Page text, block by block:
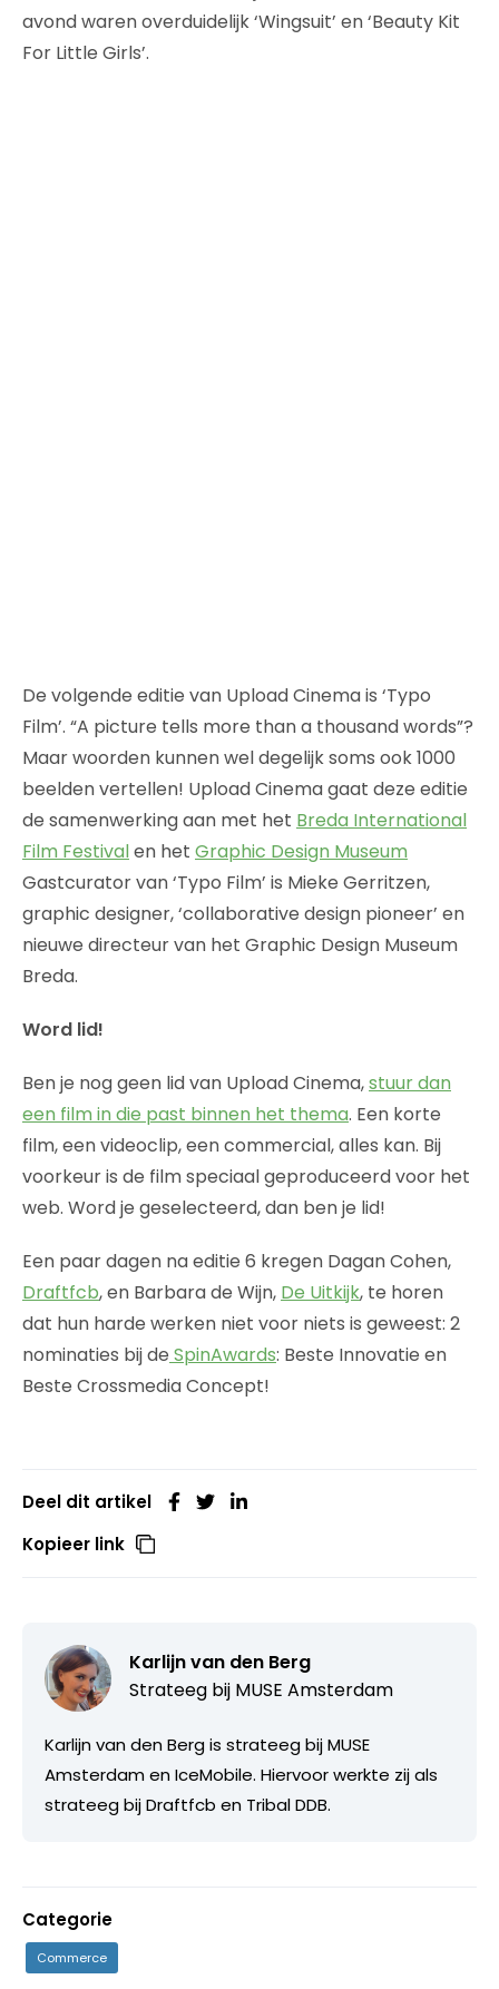
avond waren overduidelijk ‘Wingsuit’ en ‘Beauty Kit
For Little Girls’.
De volgende editie van Upload Cinema is ‘Typo
Film’. “A picture tells more than a thousand words”?
Maar woorden kunnen wel degelijk soms ook 1000
beelden vertellen! Upload Cinema gaat deze editie
de samenwerking aan met het Breda International
Film Festivalen het Graphic Design Museum
Gastcurator van ‘Typo Film’ is Mieke Gerritzen,
graphic designer, ‘collaborative design pioneer’ en
nieuwe directeur van het Graphic Design Museum
Breda.
Word lid!
Ben je nog geen lid van Upload Cinema,stuur dan
een film in die past binnen het thema. Een korte
film, een videoclip, een commercial, alles kan. Bij
voorkeur is de film speciaal geproduceerd voor het
web. Word je geselecteerd, dan ben je lid!
Een paar dagen na editie 6 kregen Dagan Cohen,
Draftfcb, en Barbara de Wijn, De Uitkijk, te horen
dat hun harde werken niet voor niets is geweest: 2
nominaties bij de SpinAwards: Beste Innovatie en
Beste Crossmedia Concept!
Deel dit artikel
Kopieer link
Karlijn van den Berg
Strateeg bij MUSE Amsterdam
Karlijn van den Berg is strateeg bij MUSE
Amsterdam en IceMobile. Hiervoor werkte zij als
strateeg bij Draftfcb en Tribal DDB.
Categorie
Commerce